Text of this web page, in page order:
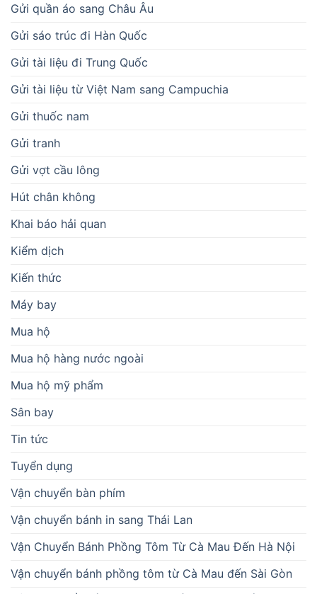
Gửi quần áo sang Châu Âu
Gửi sáo trúc đi Hàn Quốc
Gửi tài liệu đi Trung Quốc
Gửi tài liệu từ Việt Nam sang Campuchia
Gửi thuốc nam
Gửi tranh
Gửi vợt cầu lông
Hút chân không
Khai báo hải quan
Kiểm dịch
Kiến thức
Máy bay
Mua hộ
Mua hộ hàng nước ngoài
Mua hộ mỹ phẩm
Sân bay
Tin tức
Tuyển dụng
Vận chuyển bàn phím
Vận chuyển bánh in sang Thái Lan
Vận Chuyển Bánh Phồng Tôm Từ Cà Mau Đến Hà Nội
Vận chuyển bánh phồng tôm từ Cà Mau đến Sài Gòn